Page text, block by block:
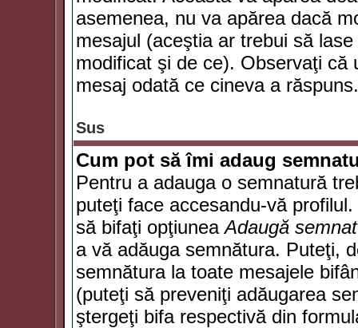
asemenea, nu va apărea dacă
mesajul (aceştia ar trebui să
modificat şi de ce). Observaţi că
mesaj odată ce cineva a răspuns.
Sus
Cum pot să îmi adaug
Pentru a adauga o semnatură
puteţi face accesandu-vă
să bifaţi opţiuneaAdaugă
a vă adăuga semnătura. Puteţi,
semnătura la toate mesajele
(puteţi să preveniţi adăugarea
ştergeţi bifa respectivă din